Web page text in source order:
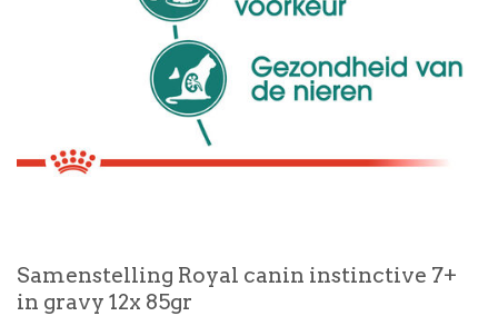
Samenstelling Royal canin instinctive 7+
in gravy 12x 85gr